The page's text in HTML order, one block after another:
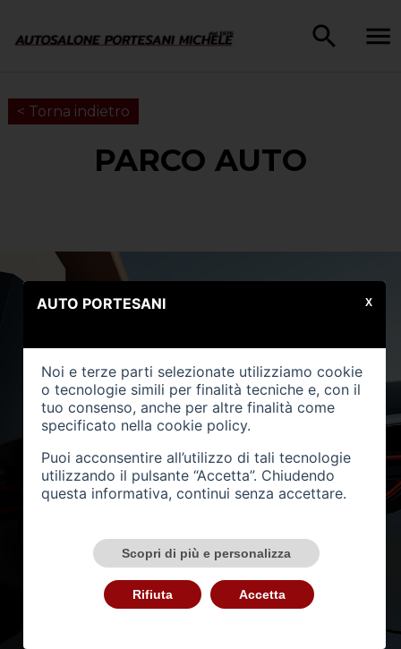
< Torna indietro
PARCO AUTO
AUTO PORTESANI
Noi e terze parti selezionate utilizziamo cookie
o tecnologie simili per finalità tecniche e, con il
tuo consenso, anche per altre finalità come
specificato nella cookie policy.
Puoi acconsentire all’utilizzo di tali tecnologie
utilizzando il pulsante “Accetta”. Chiudendo
questa informativa, continui senza accettare.
Scopri di più e personalizza
Rifiuta Accetta
X